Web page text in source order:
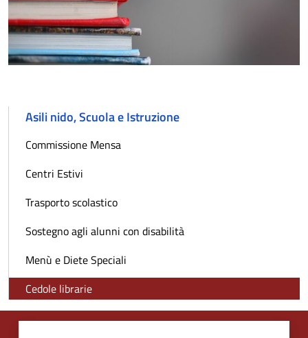
Asili nido, Scuola e Istruzione
Commissione Mensa
Centri Estivi
Trasporto scolastico
Sostegno agli alunni con disabilità
Menù e Diete Speciali
Cedole librarie